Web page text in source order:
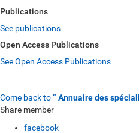
Publications
See publications
Open Access Publications
See Open Access Publications
Come back to“ Annuaire des
Share member
facebook